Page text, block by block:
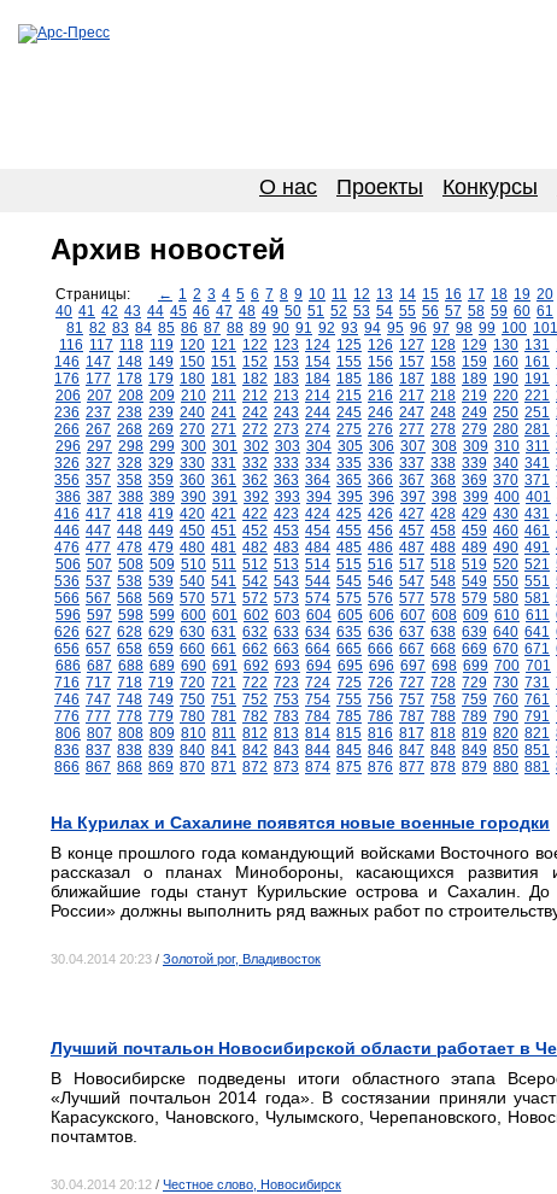
О нас Проекты Конкурсы
Архив новостей
Страницы: ← 1 2 3 4 5 6 7 8 9 10 11 12 13 14 15 16 17 18 19 20
40 41 42 43 44 45 46 47 48 49 50 51 52 53 54 55 56 57 58 59 60 61
81 82 83 84 85 86 87 88 89 90 91 92 93 94 95 96 97 98 99 100 101
116 117 118 119 120 121 122 123 124 125 126 127 128 129 130 131
146 147 148 149 150 151 152 153 154 155 156 157 158 159 160 161
176 177 178 179 180 181 182 183 184 185 186 187 188 189 190 191
206 207 208 209 210 211 212 213 214 215 216 217 218 219 220 221
236 237 238 239 240 241 242 243 244 245 246 247 248 249 250 251
266 267 268 269 270 271 272 273 274 275 276 277 278 279 280 281
296 297 298 299 300 301 302 303 304 305 306 307 308 309 310 311
326 327 328 329 330 331 332 333 334 335 336 337 338 339 340 341
356 357 358 359 360 361 362 363 364 365 366 367 368 369 370 371
386 387 388 389 390 391 392 393 394 395 396 397 398 399 400 401
416 417 418 419 420 421 422 423 424 425 426 427 428 429 430 431
446 447 448 449 450 451 452 453 454 455 456 457 458 459 460 461
476 477 478 479 480 481 482 483 484 485 486 487 488 489 490 491
506 507 508 509 510 511 512 513 514 515 516 517 518 519 520 521
536 537 538 539 540 541 542 543 544 545 546 547 548 549 550 551
566 567 568 569 570 571 572 573 574 575 576 577 578 579 580 581
596 597 598 599 600 601 602 603 604 605 606 607 608 609 610 611
626 627 628 629 630 631 632 633 634 635 636 637 638 639 640 641
656 657 658 659 660 661 662 663 664 665 666 667 668 669 670 671
686 687 688 689 690 691 692 693 694 695 696 697 698 699 700 701
716 717 718 719 720 721 722 723 724 725 726 727 728 729 730 731
746 747 748 749 750 751 752 753 754 755 756 757 758 759 760 761
776 777 778 779 780 781 782 783 784 785 786 787 788 789 790 791
806 807 808 809 810 811 812 813 814 815 816 817 818 819 820 821
836 837 838 839 840 841 842 843 844 845 846 847 848 849 850 851
866 867 868 869 870 871 872 873 874 875 876 877 878 879 880 881
На Курилах и Сахалине появятся новые военные городки
В конце прошлого года командующий войсками Восточного
рассказал о планах Минобороны, касающихся развития
ближайшие годы станут Курильские острова и Сахалин.
России» должны выполнить ряд важных работ по
30.04.2014 20:23 / Золотой рог, Владивосток
Лучший почтальон Новосибирской области работает в
В Новосибирске подведены итоги областного этапа
«Лучший почтальон 2014 года». В состязании приняли
Карасукского, Чановского, Чулымского, Черепановского,
почтамтов.
30.04.2014 20:12 / Честное слово, Новосибирск